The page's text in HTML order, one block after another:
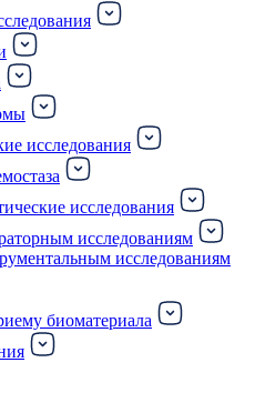
исследования
исследования
исследованиям
исследованиям
биоматериала